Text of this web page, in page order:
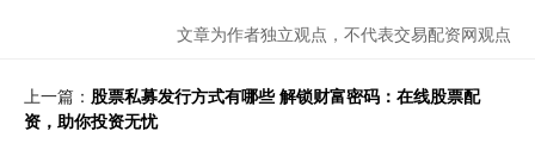
文章为作者独立观点，不代表交易配资网观点
上一篇： 股票私募发行方式有哪些 解锁财富密码：在线股票配
资，助你投资无忧